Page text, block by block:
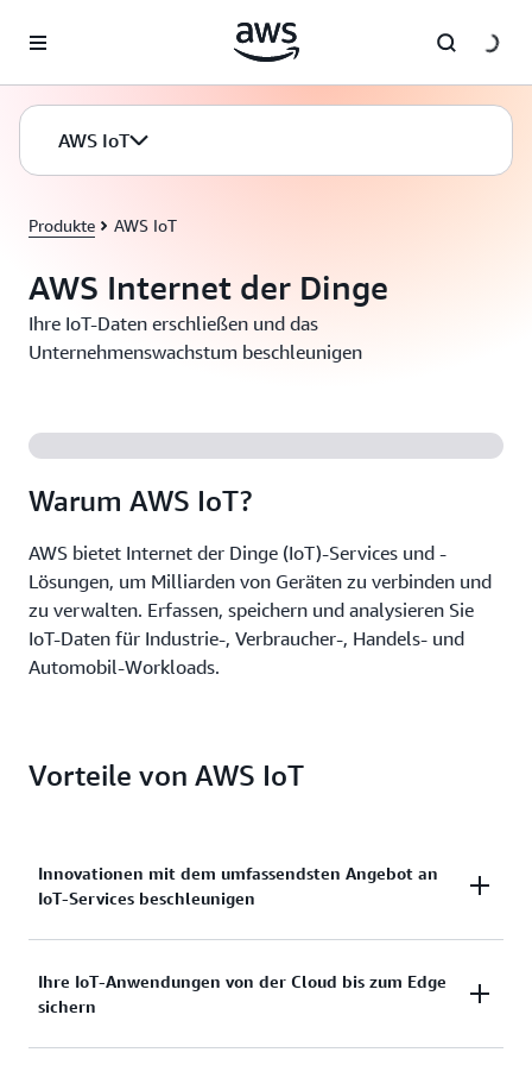
Überspringen zum Hauptinhalt
AWS IoT
Produkte AWS IoT
AWS Internet der Dinge
Ihre IoT-Daten erschließen und das
Unternehmenswachstum beschleunigen
Warum AWS IoT?
AWS bietet Internet der Dinge (IoT)-Services und -
Lösungen, um Milliarden von Geräten zu verbinden und
zu verwalten. Erfassen, speichern und analysieren Sie
IoT-Daten für Industrie-, Verbraucher-, Handels- und
Automobil-Workloads.
Vorteile von AWS IoT
Innovationen mit dem umfassendsten Angebot an
IoT-Services beschleunigen
Skalieren Sie, bewegen Sie sich schnell und sparen
Sie Geld – mit AWS IoT. Von sicherer
Ihre IoT-Anwendungen von der Cloud bis zum Edge
sichern